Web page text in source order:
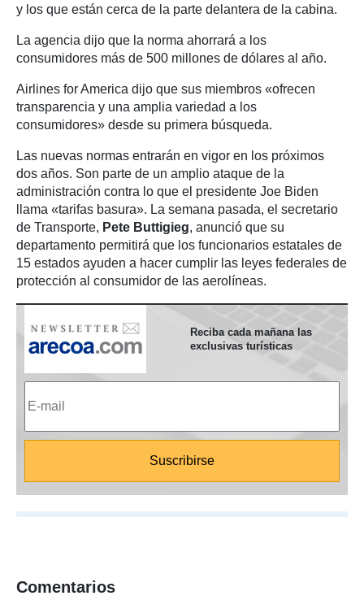
y los que están cerca de la parte delantera de la cabina.
La agencia dijo que la norma ahorrará a los
consumidores más de 500 millones de dólares al año.
Airlines for America dijo que sus miembros «ofrecen
transparencia y una amplia variedad a los
consumidores» desde su primera búsqueda.
Las nuevas normas entrarán en vigor en los próximos
dos años. Son parte de un amplio ataque de la
administración contra lo que el presidente Joe Biden
llama «tarifas basura». La semana pasada, el secretario
de Transporte, Pete Buttigieg, anunció que su
departamento permitirá que los funcionarios estatales de
15 estados ayuden a hacer cumplir las leyes federales de
protección al consumidor de las aerolíneas.
Reciba cada mañana las
exclusivas turísticas
Comentarios